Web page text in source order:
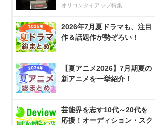
オリコンタイアップ特集
2026年7月夏ドラマも、注目
作＆話題作が勢ぞろい！
【夏アニメ2026】7月期夏の
新アニメを一挙紹介！
芸能界を志す10代～20代を
応援！オーディション・スク